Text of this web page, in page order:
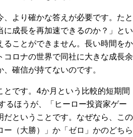
、より確かな答えが必要です。たと
に成長を再加速できるのか？」とい
ることができません。長い時間をか
コロナの世界で同社に大きな成長余
確信が持てないのです。
とです。4か月という比較的短期間
るほうが、「ヒーロー投資家ゲー
だということです。なぜなら、この
（大勝）」か「ゼロ」かのどちら